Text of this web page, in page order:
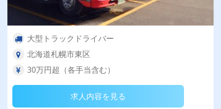
大型トラックドライバー
北海道札幌市東区
30万円超（各手当含む）
求人内容を見る